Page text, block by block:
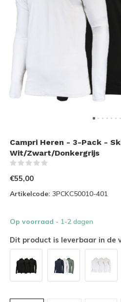
Campri Heren - 3-Pack -
Wit/Zwart/Donkergrijs
€55,00
Artikelcode: 3PCKC50010-401
Op voorraad - 1-2 dagen
Dit product is leverbaar in de